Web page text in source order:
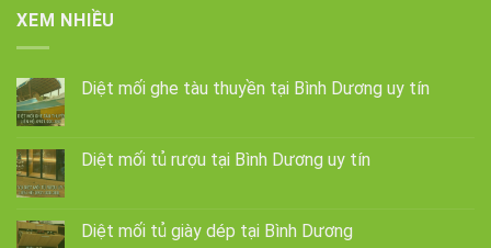
XEM NHIỀU
Diệt mối ghe tàu thuyền tại Bình Dương uy tín
Diệt mối tủ rượu tại Bình Dương uy tín
Diệt mối tủ giày dép tại Bình Dương